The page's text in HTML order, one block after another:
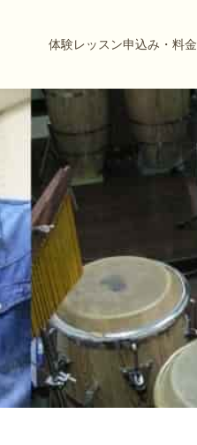
体験レッスン申込み・料金